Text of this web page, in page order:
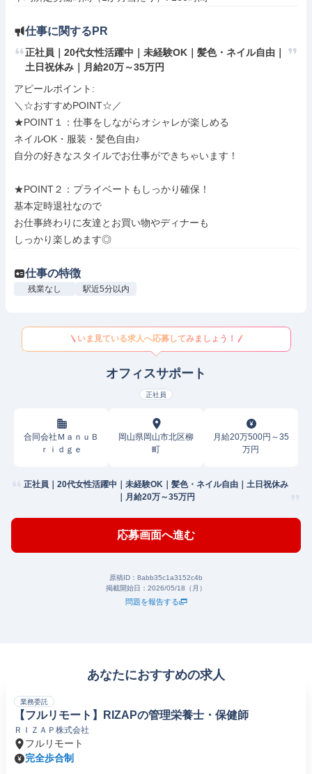
仕事に関するPR
正社員｜20代女性活躍中｜未経験OK｜髪色・ネイル自由｜
土日祝休み｜月給20万～35万円
アピールポイント:
＼☆おすすめPOINT☆／
★POINT１：仕事をしながらオシャレが楽しめる
ネイルOK・服装・髪色自由♪
自分の好きなスタイルでお仕事ができちゃいます！
★POINT２：プライベートもしっかり確保！
基本定時退社なので
お仕事終わりに友達とお買い物やディナーも
しっかり楽しめます◎
仕事の特徴
残業なし 駅近5分以内
いま見ている求人へ応募してみましょう！
オフィスサポート
正社員
合同会社ＭａｎｕＢ
ｒｉｄｇｅ
岡山県岡山市北区柳
町
月給20万500円～35
万円
正社員｜20代女性活躍中｜未経験OK｜髪色・ネイル自由｜土日祝休み
｜月給20万～35万円
応募画面へ進む
原稿ID： 8abb35c1a3152c4b
掲載開始日： 2026/05/18（月）
問題を報告する
あなたにおすすめの求人
業務委託
【フルリモート】RIZAPの管理栄養士・保健師
ＲＩＺＡＰ株式会社
フルリモート
完全歩合制